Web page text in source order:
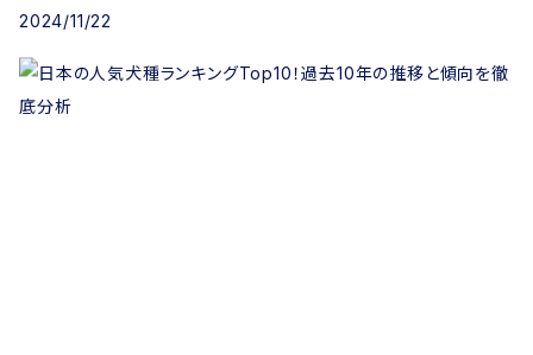
2024/11/22